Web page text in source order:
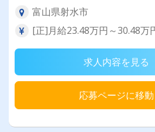
富山県射水市
[正]月給23.48万円～30.48万
求人内容を見る
応募ページに移動